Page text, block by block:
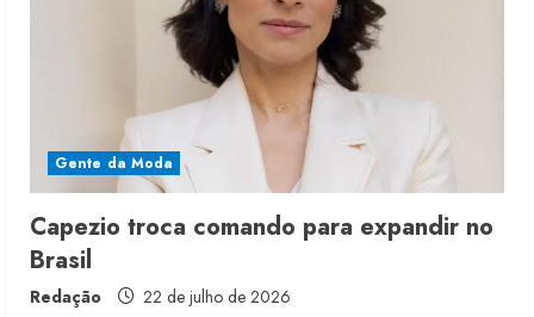
Gente da Moda
Capezio troca comando para expandir no
Brasil
Redação 22 de julho de 2026
5 de agosto de 2026
3
Fakini prevê R$345 milhões de
receita em 2026
4 de agosto de 2026
moda nacional